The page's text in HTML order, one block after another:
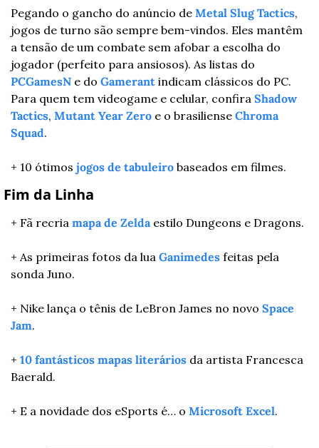
Pegando o gancho do anúncio de Metal Slug Tactics,
jogos de turno são sempre bem-vindos. Eles mantêm
a tensão de um combate sem afobar a escolha do
PCGamesN e do Gamerant indicam clássicos do PC.
Para quem tem videogame e celular, confira Shadow
Tactics, Mutant Year Zero e o brasiliense Chroma
Squad.
+ 10 ótimos jogos de tabuleiro baseados em filmes.
Fim da Linha
+ Fã recria mapa de Zelda estilo Dungeons e Dragons.
+ As primeiras fotos da lua Ganimedes feitas pela
sonda Juno.
+ Nike lança o tênis de LeBron James no novo Space
Jam.
+ 10 fantásticos mapas literários da artista Francesca
Baerald.
+ E a novidade dos eSports é… o Microsoft Excel.